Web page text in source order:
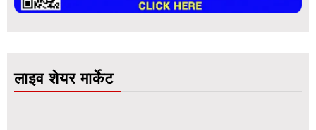
लाइव शेयर मार्केट